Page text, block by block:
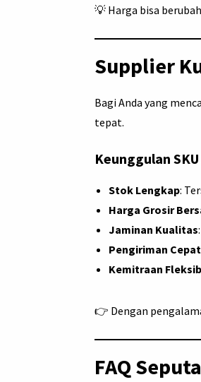
💡 Harga bisa
Supplier
Bagi Anda yang
tepat.
Keunggulan
Stok Lengkap:
Harga Grosir
Jaminan Kualitas
Pengiriman Cepat
Kemitraan
👉 Dengan
FAQ